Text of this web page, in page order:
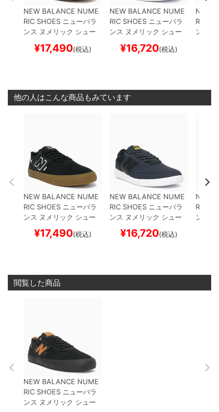
NEW BALANCE NUME
RIC SHOES ニューバラ
ンス ヌメリック シュー
Y 306NM306ZUCBLA
¥17,490(税込)
NEW BALANCE NUME
RIC SHOES ニューバラ
ンス ヌメリック シュー
N WESTGATE 508NM
¥16,720(税込)
NEW
RIC
ンス
他の人はこんな商品もみています
NEW BALANCE NUME
RIC SHOES ニューバラ
ンス ヌメリック シュー
ズ スニーカー JAMIE FO
Y 306NM306ZUCBLA
¥17,490(税込)
NEW BALANCE NUME
RIC SHOES ニューバラ
ンス ヌメリック シュー
ズ スニーカー BRANDO
N WESTGATE 508NM
¥16,720(税込)
NEW
RIC
ンス
閲覧した商品
NEW BALANCE NUME
RIC SHOES ニューバラ
ンス ヌメリック シュー